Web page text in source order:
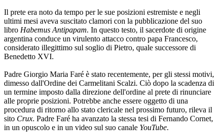
Il prete era noto da tempo per le sue posizioni estremiste e negli
ultimi mesi aveva suscitato clamori con la pubblicazione del suo
libro Habemus Antipapam. In questo testo, il sacerdote di origine
argentina conduce un virulento attacco contro papa Francesco,
considerato illegittimo sul soglio di Pietro, quale successore di
Benedetto XVI.
Padre Giorgio Maria Faré è stato recentemente, per gli stessi motivi,
dimesso dall'Ordine dei Carmelitani Scalzi. Ciò dopo la scadenza di
un termine imposto dalla direzione dell'ordine al prete di rinunciare
alle proprie posizioni. Potrebbe anche essere oggetto di una
procedura di ritorno allo stato clericale nel prossimo futuro, rileva il
sito Crux. Padre Faré ha avanzato la stessa tesi di Fernando Cornet,
in un opuscolo e in un video sul suo canale YouTube.